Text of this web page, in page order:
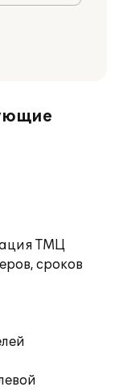
ТМЦ
сроков